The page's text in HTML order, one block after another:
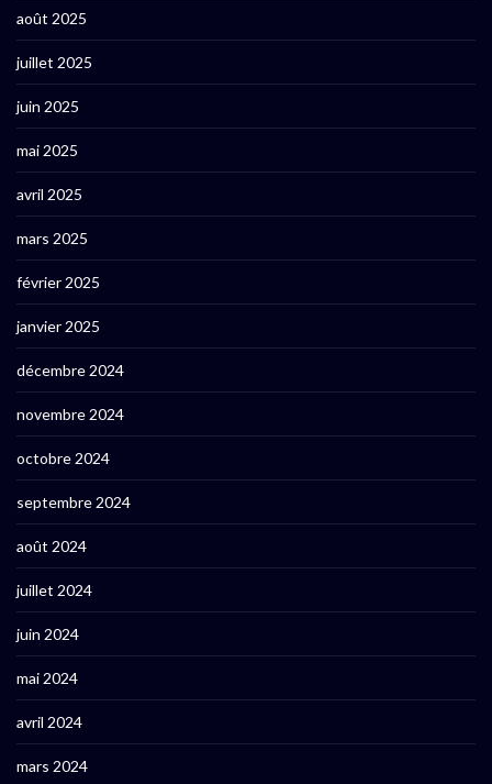
août 2025
juillet 2025
juin 2025
mai 2025
avril 2025
mars 2025
février 2025
janvier 2025
décembre 2024
novembre 2024
octobre 2024
septembre 2024
août 2024
juillet 2024
juin 2024
mai 2024
avril 2024
mars 2024